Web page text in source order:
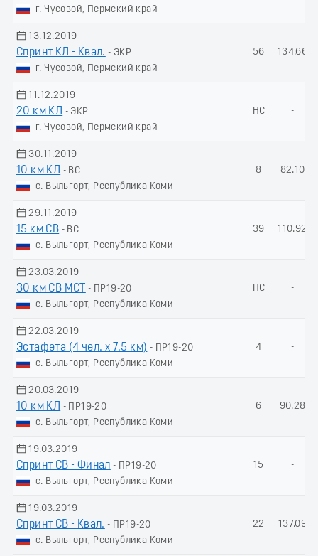
г. Чусовой, Пермский край
13.12.2019
Спринт КЛ - Квал. - ЭКР
г. Чусовой, Пермский край
56 134.66
11.12.2019
20 км КЛ
- ЭКР
г. Чусовой, Пермский край
НС -
30.11.2019
10 км КЛ
- ВС
с. Выльгорт, Республика Коми
8 82.10
29.11.2019
15 км СВ - ВС
с. Выльгорт, Республика Коми
39 110.92
23.03.2019
30 км СВ МСТ
- ПР19-20
с. Выльгорт, Республика Коми
НС -
22.03.2019
Эстафета (4 чел. х 7.5 км) - ПР19-20
с. Выльгорт, Республика Коми
4 -
20.03.2019
10 км КЛ
- ПР19-20
с. Выльгорт, Республика Коми
6 90.28
19.03.2019
Спринт СВ - Финал - ПР19-20
с. Выльгорт, Республика Коми
15 -
19.03.2019
Спринт СВ - Квал. - ПР19-20
с. Выльгорт, Республика Коми
22 137.09